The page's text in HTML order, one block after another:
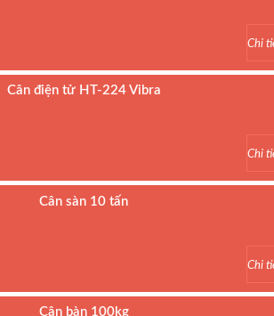
Chi
Cân điện tử HT-224 Vibra
Chi
Cân sàn 10 tấn
Chi
Cân bàn 100kg